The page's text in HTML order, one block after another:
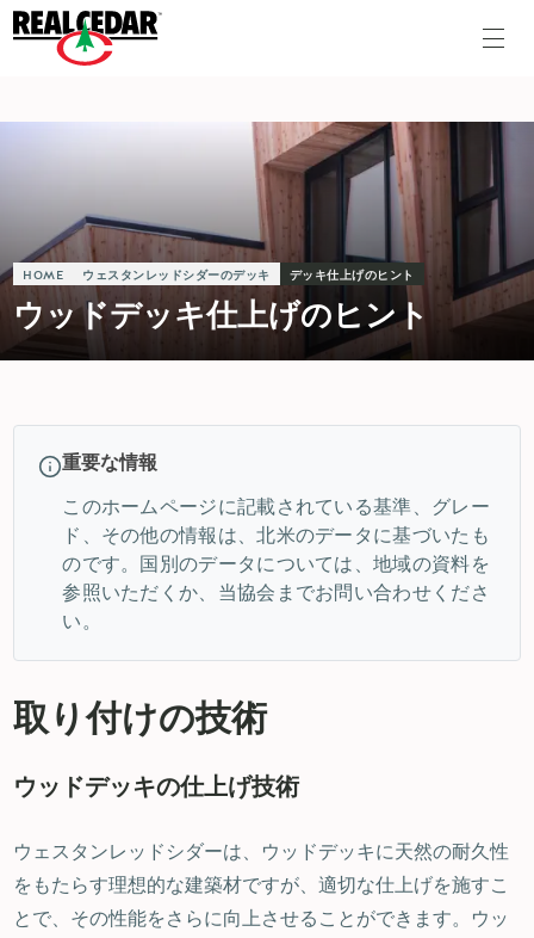
HOME ウェスタンレッドシダーのデッキ デッキ仕上げのヒント
ウッドデッキ仕上げのヒント
重要な情報
このホームページに記載されている基準、グレー
ド、その他の情報は、北米のデータに基づいたも
のです。国別のデータについては、地域の資料を
参照いただくか、当協会までお問い合わせくださ
い。
取り付けの技術
ウッドデッキの仕上げ技術
ウェスタンレッドシダーは、ウッドデッキに天然の耐久性
をもたらす理想的な建築材ですが、適切な仕上げを施すこ
とで、その性能をさらに向上させることができます。ウッ